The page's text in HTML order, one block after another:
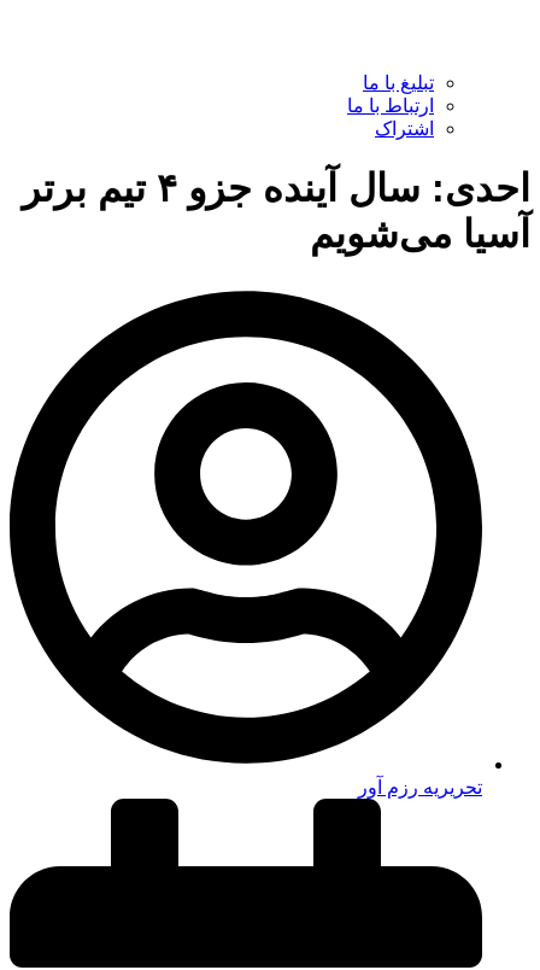
تبلیغ با ما
ارتباط با ما
اشتراک
احدی: سال آینده جزو ۴ تیم برتر
آسیا می‌شویم
تحریریه رزم آور